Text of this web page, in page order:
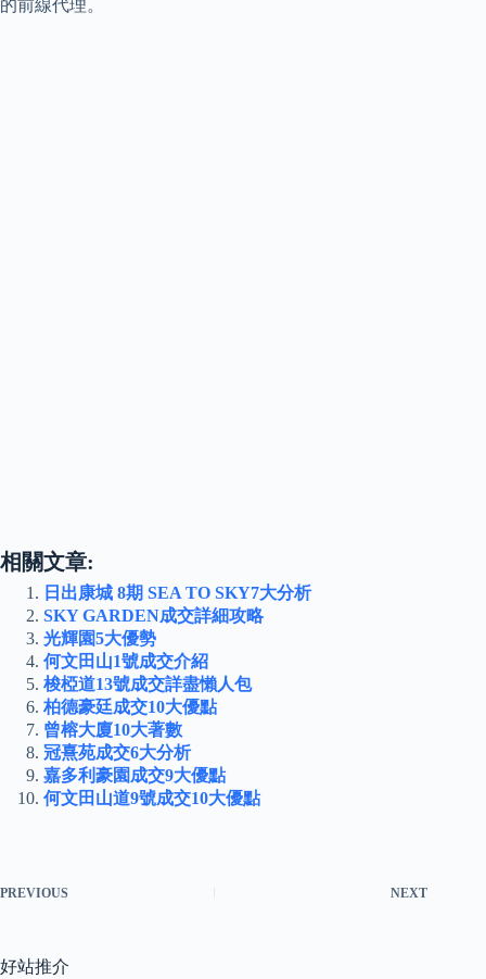
的前線代理。
相關文章:
日出康城 8期 SEA TO SKY7大分析
SKY GARDEN成交詳細攻略
光輝園5大優勢
何文田山1號成交介紹
梭椏道13號成交詳盡懶人包
柏德豪廷成交10大優點
曾榕大廈10大著數
冠熹苑成交6大分析
嘉多利豪園成交9大優點
何文田山道9號成交10大優點
PREVIOUS NEXT
好站推介